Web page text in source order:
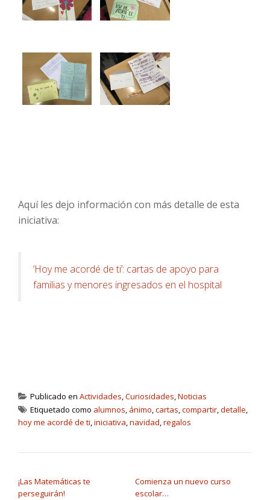
Aquí les dejo información con más detalle de esta
iniciativa:
‘Hoy me acordé de ti’: cartas de apoyo para
familias y menores ingresados en el hospital
Publicado en Actividades,Curiosidades,Noticias
Etiquetado como alumnos, ánimo,cartas,compartir,detalle,
hoy me acordé de ti,iniciativa,navidad,regalos
¡Las Matemáticas te
perseguirán!
Comienza un nuevo curso
escolar…